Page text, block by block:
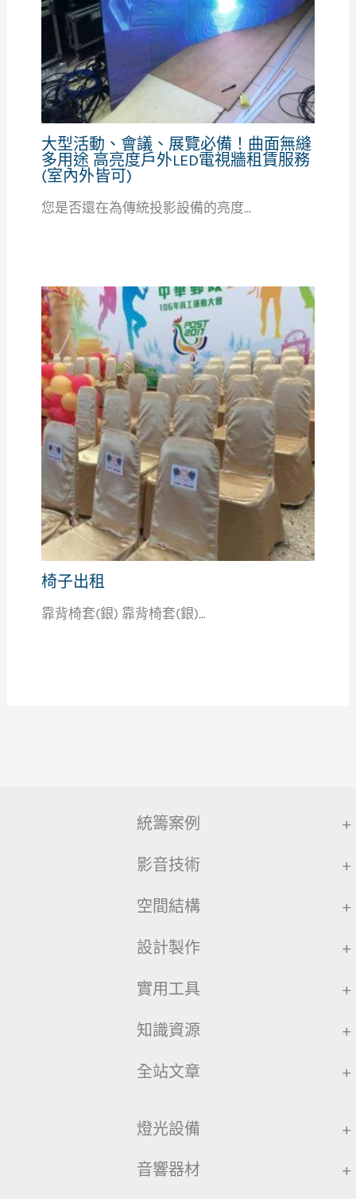
大型活動、會議、展覽必備！曲面無縫
多用途 高亮度戶外LED電視牆租賃服務
(室內外皆可)
您是否還在為傳統投影設備的亮度...
椅子出租
靠背椅套(銀) 靠背椅套(銀)...
統籌案例 +
影音技術 +
空間結構 +
設計製作 +
實用工具 +
知識資源 +
全站文章 +
燈光設備 +
音響器材 +